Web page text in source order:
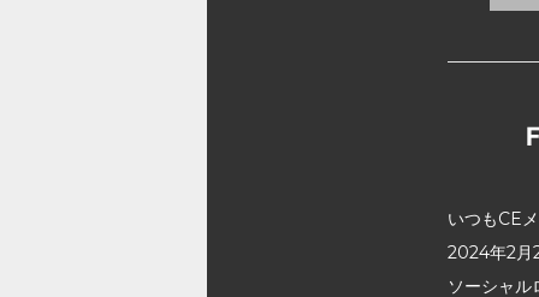
いつもCE
2024年2月
ソーシャ